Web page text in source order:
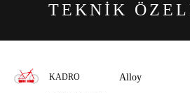
TEKNİK
KADRO Alloy